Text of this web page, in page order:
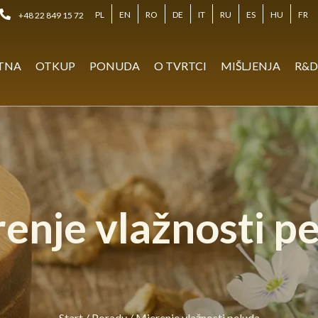
OTKUP PONUDA O TVRTCI MIŠLJENJA R&D
+48 22 849 15 72 PL EN RO DE IT RU ES HU FR
vlažnosti